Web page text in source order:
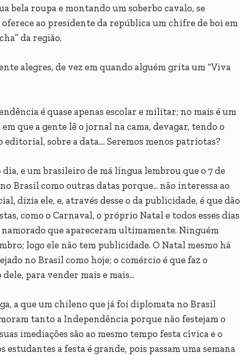
bela roupa e montando um soberbo cavalo, se
ao presidente da república um chifre de boi em
da região.
alegres, de vez em quando alguém grita um “Viva
é quase apenas escolar e militar; no mais é um
que a gente lê o jornal na cama, devagar, tendo o
sobre a data.... Seremos menos patriotas?
e um brasileiro de má língua lembrou que o 7 de
Brasil como outras datas porque... não interessa ao
dizia ele, e, através desse o da publicidade, é que dão
como o Carnaval, o próprio Natal e todos esses dias
namorado que apareceram ultimamente. Ninguém
logo ele não tem publicidade. O Natal mesmo há
no Brasil como hoje; o comércio é que faz o
para vender mais e mais...
a que um chileno que já foi diplomata no Brasil
tanto a Independência porque não festejam o
imediações são ao mesmo tempo festa cívica e o
estudantes a festa é grande, pois passam uma semana